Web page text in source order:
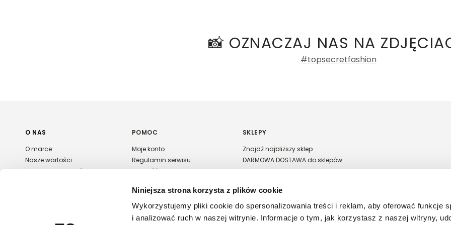
Niniejsza strona korzysta z plików cookie
Wykorzystujemy pliki cookie do spersonalizowania treści i reklam, aby oferować funkcje
i analizować ruch w naszej witrynie. Informacje o tym, jak korzystasz z naszej witryny,
📸 OZNACZAJ NAS NA
#topsecretfashion
O NAS
O marce
Nasze wartości
Polityka prywatności
POMOC
Moje konto
Regulamin serwisu
Płatność i dostawa
Karta podarunkowa
FAQ
Export & wholesale
SKLEPY
Znajdź najbliższy sklep
DARMOWA DOSTAWA do sklepów
Franczyza Top Secret